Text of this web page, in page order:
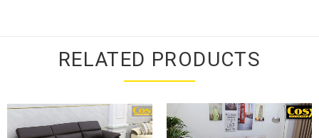
RELATED PRODUCTS